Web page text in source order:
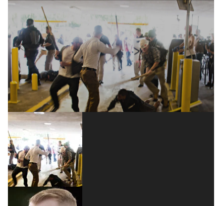
durante conflito em Charlottesville